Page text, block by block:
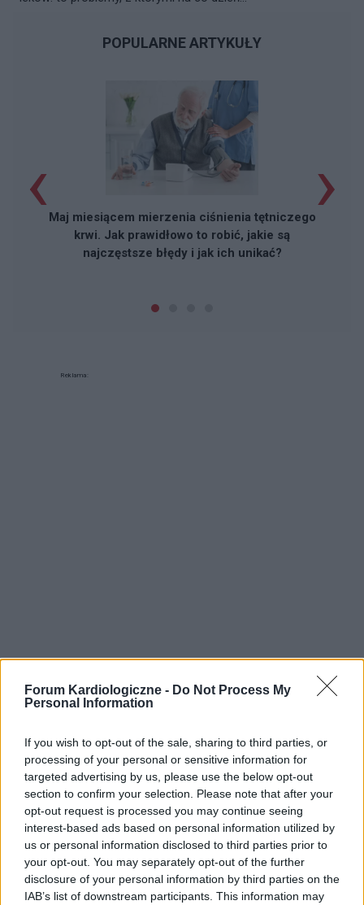
Forum Kardiologiczne - Do Not Process My
Personal Information
If you wish to opt-out of the sale, sharing to third parties, or
processing of your personal or sensitive information for
targeted advertising by us, please use the below opt-out
section to confirm your selection. Please note that after your
opt-out request is processed you may continue seeing
interest-based ads based on personal information utilized by
us or personal information disclosed to third parties prior to
your opt-out. You may separately opt-out of the further
disclosure of your personal information by third parties on the
IAB’s list of downstream participants. This information may
POPULARNE ARTYKUŁY
Maj miesiącem mierzenia ciśnienia tętniczego
krwi. Jak prawidłowo to robić, jakie są
najczęstsze błędy i jak ich unikać?
‹ ›
Reklama: